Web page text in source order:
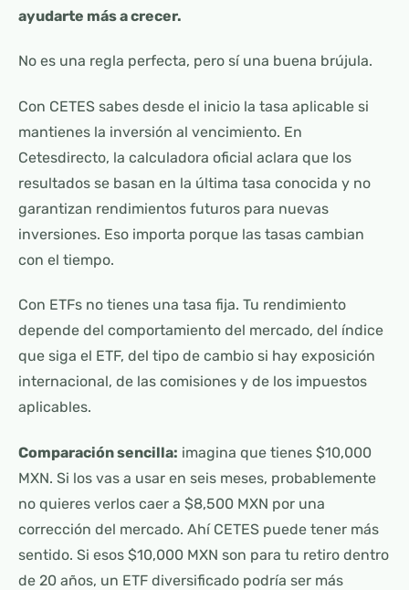
ayudarte más a crecer.
No es una regla perfecta, pero sí una buena brújula.
Con CETES sabes desde el inicio la tasa aplicable si
mantienes la inversión al vencimiento. En
Cetesdirecto, la calculadora oficial aclara que los
resultados se basan en la última tasa conocida y no
garantizan rendimientos futuros para nuevas
inversiones. Eso importa porque las tasas cambian
con el tiempo.
Con ETFs no tienes una tasa fija. Tu rendimiento
depende del comportamiento del mercado, del índice
que siga el ETF, del tipo de cambio si hay exposición
internacional, de las comisiones y de los impuestos
aplicables.
Comparación sencilla: imagina que tienes $10,000
MXN. Si los vas a usar en seis meses, probablemente
no quieres verlos caer a $8,500 MXN por una
corrección del mercado. Ahí CETES puede tener más
sentido. Si esos $10,000 MXN son para tu retiro dentro
de 20 años, un ETF diversificado podría ser más